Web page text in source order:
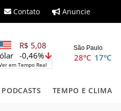
Contato Anuncie
R$ 5,08
-0,46%
em Tempo Real
28°C 17°C
PODCASTS TEMPO E CLIMA